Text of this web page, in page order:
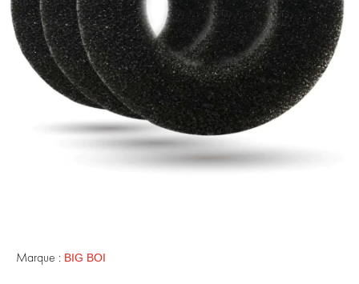
Marque : BIG BOI